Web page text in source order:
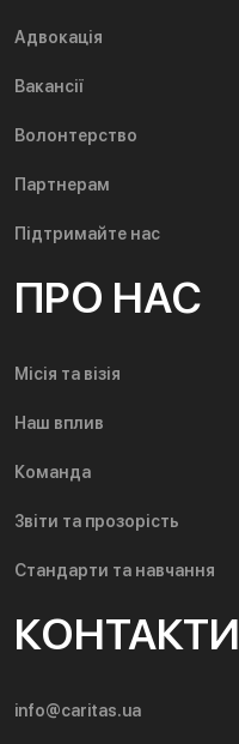
Адвокація
Вакансії
Волонтерство
Партнерам
Підтримайте нас
ПРО НАС
Місія та візія
Наш вплив
Команда
Звіти та прозорість
Стандарти та навчання
КОНТАКТИ
info@caritas.ua